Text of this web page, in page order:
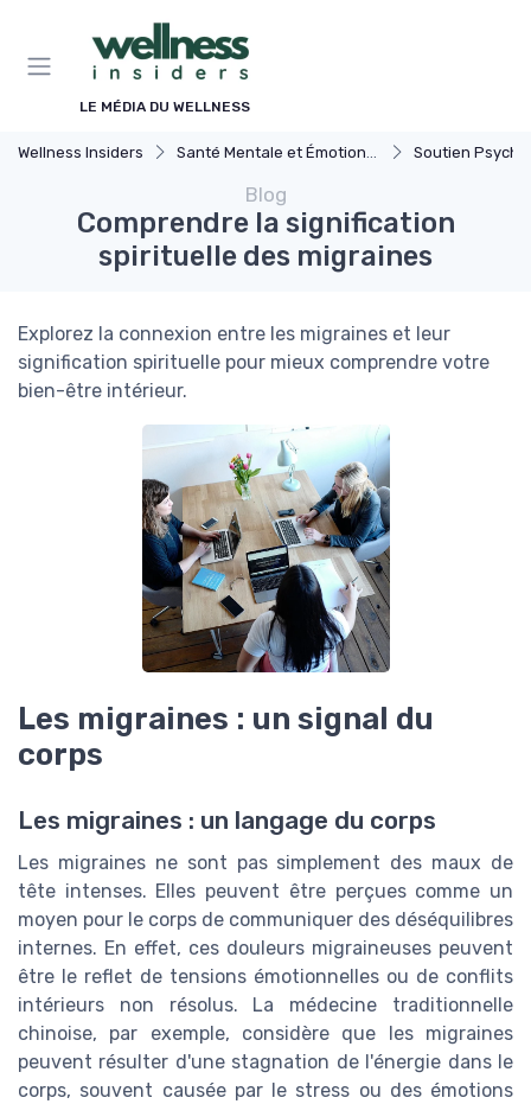
LE MÉDIA DU WELLNESS
Wellness Insiders Santé Mentale et Émotionnelle Soutien
Blog
Comprendre la signification
spirituelle des migraines
Explorez la connexion entre les migraines et leur
signification spirituelle pour mieux comprendre votre
bien-être intérieur.
Les migraines : un signal du
corps
Les migraines : un langage du corps
Les migraines ne sont pas simplement des maux de
tête intenses. Elles peuvent être perçues comme un
moyen pour le corps de communiquer des déséquilibres
internes. En effet, ces douleurs migraineuses peuvent
être le reflet de tensions émotionnelles ou de conflits
intérieurs non résolus. La médecine traditionnelle
chinoise, par exemple, considère que les migraines
peuvent résulter d'une stagnation de l'énergie dans le
corps, souvent causée par le stress ou des émotions